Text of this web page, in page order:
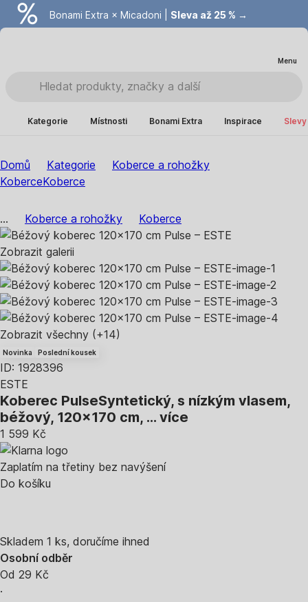
Bonami Extra × Micadoni | Sleva až 25 % →
Summer Sale | Ušetřete až 40 % →
Menu
Kategorie Místnosti Bonami Extra Inspirace
Domů Kategorie
Koberce a rohožky
KoberceKoberce
... Koberce a rohožky Koberce
Zobrazit galerii
Zobrazit všechny (+14)
Novinka Poslední kousek
ID: 1928396
ESTE
Koberec PulseSyntetický, s nízkým vlasem,
béžový, 120x170 cm, … více
1 599 Kč
Zaplatím na třetiny bez navýšení
Do košíku
Skladem 1 ks, doručíme ihned
Osobní odběr
Od 29 Kč
·